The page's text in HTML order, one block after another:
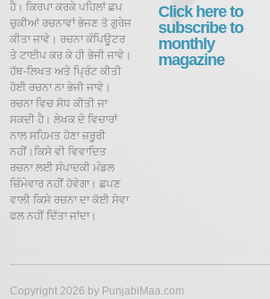
ਹੈ। ਕਿਰਪਾ ਕਰਕੇ ਪਹਿਲਾਂ ਛਪ
ਚੁਕੀਆਂ ਰਚਨਾਵਾਂ ਭੇਜਣ ਤੋ ਗੁਰੇਜ
ਕੀਤਾ ਜਾਵੇ। ਰਚਨਾ ਕੰਪਿਊਟਰ
ਤੇ ਟਾਈਪ ਕਰ ਕੇ ਹੀ ਭੇਜੀ ਜਾਵੇ।
ਹੱਥ-ਲਿਖਤ ਅਤੇ ਪ੍ਰਿੰਟ ਕੀਤੀ
ਹੋਈ ਰਚਨਾ ਨਾ ਭੇਜੀ ਜਾਵੇ।
ਰਚਨਾ ਵਿਚ ਸੋਧ ਕੀਤੀ ਜਾ
ਸਕਦੀ ਹੈ। ਲੇਖਕ ਦੇ ਵਿਚਾਰਾਂ
ਨਾਲ ਸਹਿਮਤ ਹੋਣਾ ਜ਼ਰੂਰੀ
ਨਹੀਂ।ਕਿਸੇ ਵੀ ਵਿਵਾਦਿਤ
ਰਚਨਾ ਲਈ ਸੰਪਾਦਕੀ ਮੰਡਲ
ਜ਼ਿੰਮੇਵਾਰ ਨਹੀਂ ਹੋਵੇਗਾ। ਛਪਣ
ਵਾਲੀ ਕਿਸੇ ਰਚਨਾ ਦਾ ਕੋਈ ਸੇਵਾ
ਫਲ ਨਹੀਂ ਦਿੱਤਾ ਜਾਂਦਾ।
Click here to
subscribe to
monthly
magazine
Copyright 2026 by PunjabiMaa.com